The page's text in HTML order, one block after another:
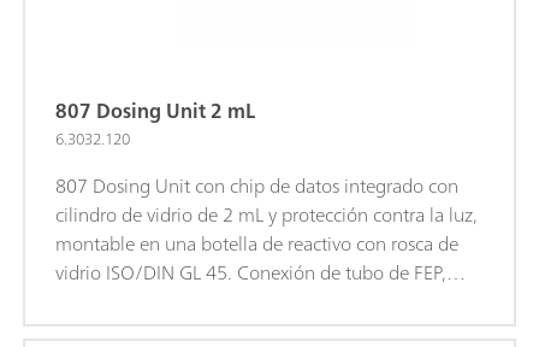
807 Dosing Unit 2 mL
6.3032.120
807 Dosing Unit con chip de datos integrado con
cilindro de vidrio de 2 mL y protección contra la luz,
montable en una botella de reactivo con rosca de
vidrio ISO/DIN GL 45. Conexión de tubo de FEP,